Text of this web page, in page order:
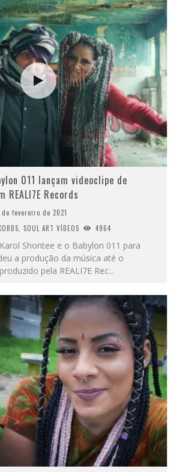
011 lançam videoclipe de
REALI7E Records
de fevereiro de 2021
SOUL ART VÍDEOS 4964
Shontee e o Babylon 011 para
a produção da música até o
pela REALI7E Rec...